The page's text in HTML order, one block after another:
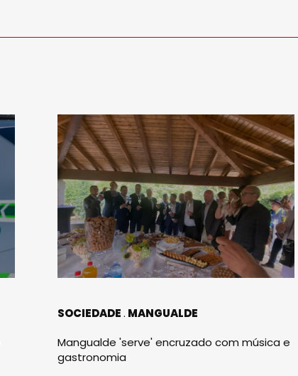
SOCIEDADE MANGUALDE
Mangualde 'serve' encruzado com música e
gastronomia